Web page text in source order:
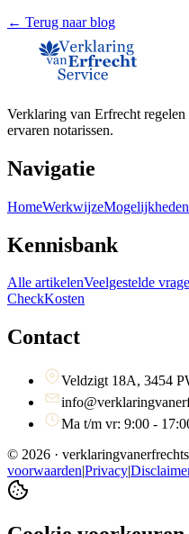
← Terug naar blog
Verklaring van Erfrecht
ervaren notarissen.
Navigatie
HomeWerkwijzeMogelijkheden
Kennisbank
Alle artikelenVeelgestelde
CheckKosten
Contact
Veldzigt 18A, 3454
Ma t/m vr: 9:00 -
© 2026 ·
voorwaarden|Privacy|